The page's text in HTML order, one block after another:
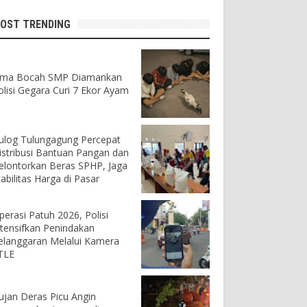
TRENDING
Bocah SMP Diamankan
Gegara Curi 7 Ekor Ayam
Tulungagung Percepat
Bantuan Pangan dan
Beras SPHP, Jaga
Harga di Pasar
Patuh 2026, Polisi
Penindakan
Melalui Kamera
Deras Picu Angin